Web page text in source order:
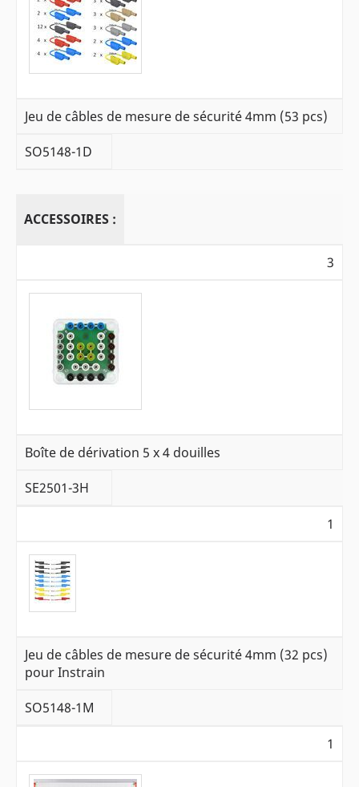
Jeu de câbles de mesure de sécurité 4mm (53 pcs)
SO5148-1D
ACCESSOIRES :
3
Boîte de dérivation 5 x 4 douilles
SE2501-3H
1
Jeu de câbles de mesure de sécurité 4mm (32 pcs)
pour Instrain
SO5148-1M
1